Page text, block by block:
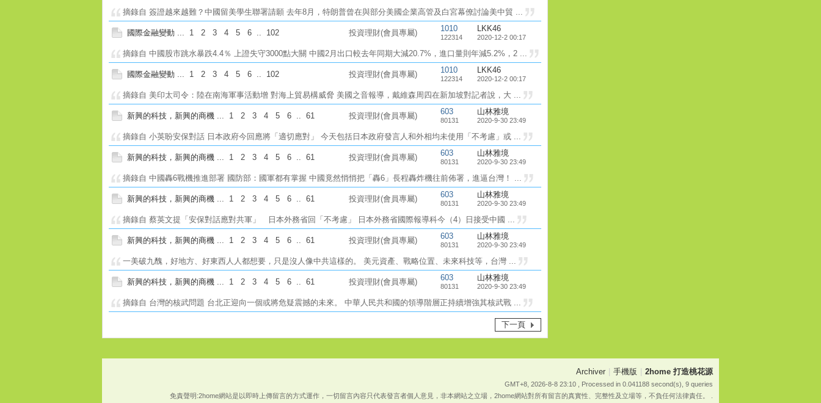
摘錄自 簽證越來越難？中國留美學生聯署請願 去年8月，特朗普曾在與部分美國企業高管及白宮幕僚討論美中貿 ...
國際金融變動 1 2 3 4 5 6 102 投資理財(會員專屬) 1010
122314
LKK46
2020-12-2 00:17
摘錄自 中國股市跳水暴跌4.4％ 上證失守3000點大關 中國2月出口較去年同期大減20.7%，進口量則年減5.2%，2 ...
國際金融變動 1 2 3 4 5 6 102 投資理財(會員專屬) 1010
122314
LKK46
2020-12-2 00:17
摘錄自 美印太司令：陸在南海軍事活動增 對海上貿易構威脅 美國之音報導，戴維森周四在新加坡對記者說，大 ...
新興的科技，新興的商機 1 2 3 4 5 6 61 投資理財(會員專屬) 603
80131
山林雅境
2020-9-30 23:49
摘錄自 小英盼安保對話 日本政府今回應將「適切應對」 今天包括日本政府發言人和外相均未使用「不考慮」或 ...
新興的科技，新興的商機 1 2 3 4 5 6 61 投資理財(會員專屬) 603
80131
山林雅境
2020-9-30 23:49
摘錄自 中國轟6戰機推進部署 國防部：國軍都有掌握 中國竟然悄悄把「轟6」長程轟炸機往前佈署，進逼台灣！ ...
新興的科技，新興的商機 1 2 3 4 5 6 61 投資理財(會員專屬) 603
80131
山林雅境
2020-9-30 23:49
摘錄自 蔡英文提「安保對話應對共軍」 日本外務省回「不考慮」 日本外務省國際報導科今（4）日接受中國 ...
新興的科技，新興的商機 1 2 3 4 5 6 61 投資理財(會員專屬) 603
80131
山林雅境
2020-9-30 23:49
一美破九醜，好地方、好東西人人都想要，只是沒人像中共這樣的。 美元資產、戰略位置、未來科技等，台灣 ...
新興的科技，新興的商機 1 2 3 4 5 6 61 投資理財(會員專屬) 603
80131
山林雅境
2020-9-30 23:49
摘錄自 台灣的核武問題 台北正迎向一個或將危疑震撼的未來。 中華人民共和國的領導階層正持續增強其核武戰 ...
下一頁
Archiver | 手機版 | 2home 打造桃花源
GMT+8, 2026-8-8 23:10 , Processed in 0.041188 second(s), 9 queries
免責聲明:2home網站是以即時上傳留言的方式運作，一切留言內容只代表發言者個人意見，非本網站之立場，2home網站對所有留言的真實性、完整性及立場等，不負任何法律責任。 .